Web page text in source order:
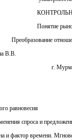
Понятие
Преобразование
В.В.
г.
равновесия
спроса и
и фактор времени.